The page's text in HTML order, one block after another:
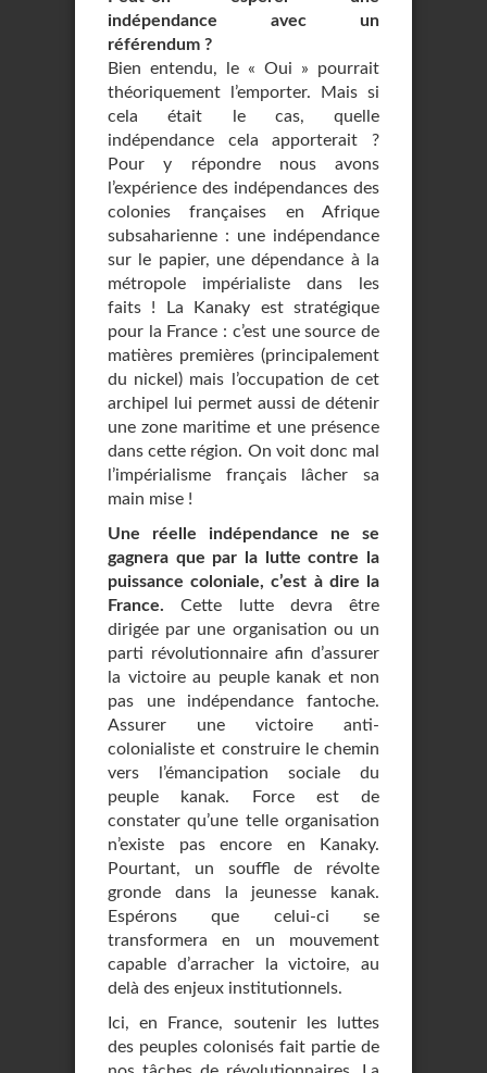
indépendance avec un
référendum ?
Bien entendu, le « Oui » pourrait
théoriquement l’emporter. Mais si
cela était le cas, quelle
indépendance cela apporterait ?
Pour y répondre nous avons
l’expérience des indépendances des
colonies françaises en Afrique
subsaharienne : une indépendance
sur le papier, une dépendance à la
métropole impérialiste dans les
faits ! La Kanaky est stratégique
pour la France : c’est une source de
matières premières (principalement
du nickel) mais l’occupation de cet
archipel lui permet aussi de détenir
une zone maritime et une présence
dans cette région. On voit donc mal
l’impérialisme français lâcher sa
main mise !
Une réelle indépendance ne se
gagnera que par la lutte contre la
puissance coloniale, c’est à dire la
France. Cette lutte devra être
dirigée par une organisation ou un
parti révolutionnaire afin d’assurer
la victoire au peuple kanak et non
pas une indépendance fantoche.
Assurer une victoire anti-
colonialiste et construire le chemin
vers l’émancipation sociale du
peuple kanak. Force est de
constater qu’une telle organisation
n’existe pas encore en Kanaky.
Pourtant, un souffle de révolte
gronde dans la jeunesse kanak.
Espérons que celui-ci se
transformera en un mouvement
capable d’arracher la victoire, au
delà des enjeux institutionnels.
Ici, en France, soutenir les luttes
des peuples colonisés fait partie de